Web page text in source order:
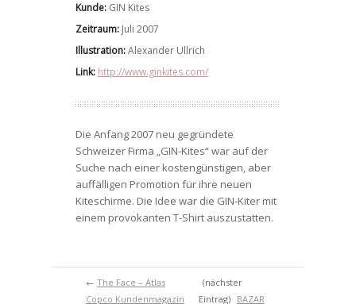
Kunde: GIN Kites
Zeitraum: Juli 2007
Illustration:Alexander Ullrich
Link: http://www.ginkites.com/
Die Anfang 2007 neu gegründete
Schweizer Firma „GIN-Kites“ war auf der
Suche nach einer kostengünstigen, aber
auffälligen Promotion für ihre neuen
Kiteschirme. Die Idee war die GIN-Kiter mit
einem provokanten T-Shirt auszustatten.
← The Face – Atlas
Copco Kundenmagazin
(nächster
Eintrag)
BAZAR